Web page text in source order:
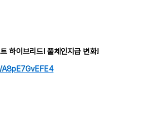
하이브리드! 풀체인지급 변화!